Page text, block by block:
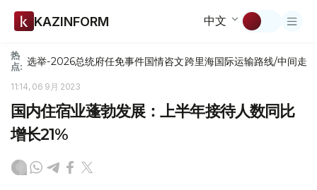
KAZINFORM 中文
热
点: 选举-2026总统府任免事件国情咨文跨里海国际运输路线/中间走廊
11:14, 06 9月 2023
国内住宿业蓬勃发展：上半年接待人数同比
增长21%